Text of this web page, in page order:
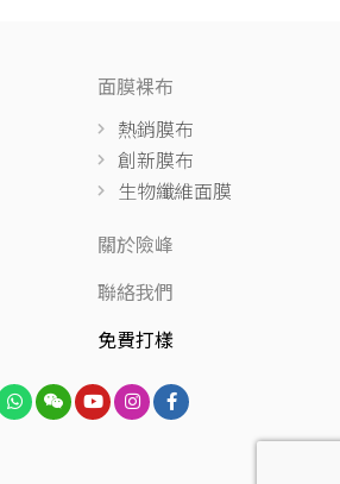
面膜裸布
熱銷膜布
創新膜布
生物纖維面膜
關於險峰
聯絡我們
免費打樣